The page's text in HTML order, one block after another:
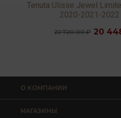
Tenuta Ulisse Jewel
2020-2021-2022
22 720.00 ₽ 20
О КОМПАНИИ
МАГАЗИНЫ